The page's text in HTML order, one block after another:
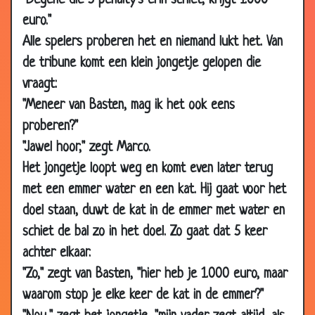
euro."
Alle spelers proberen het en niemand lukt het. Van
de tribune komt een klein jongetje gelopen die
vraagt:
"Meneer van Basten, mag ik het ook eens
proberen?"
"Jawel hoor," zegt Marco.
Het jongetje loopt weg en komt even later terug
met een emmer water en een kat. Hij gaat voor het
doel staan, duwt de kat in de emmer met water en
schiet de bal zo in het doel. Zo gaat dat 5 keer
achter elkaar.
"Zo," zegt van Basten, "hier heb je 1.000 euro, maar
waarom stop je elke keer de kat in de emmer?"
01 Nov 2002
14 Oct 2002
Groningen suporter
3.58
18 Sep
2002
Feyenoord?
25 Mar 2002 PSV
21 Mar 2002
20 Mar
2002
NEC
15 Mar 2002 Wereldkampioen
3.31
05 Mar
2002
Cambuur 3.40
04 Mar
2002
Michael reiziger
26 Feb 2002 Hup NEC?